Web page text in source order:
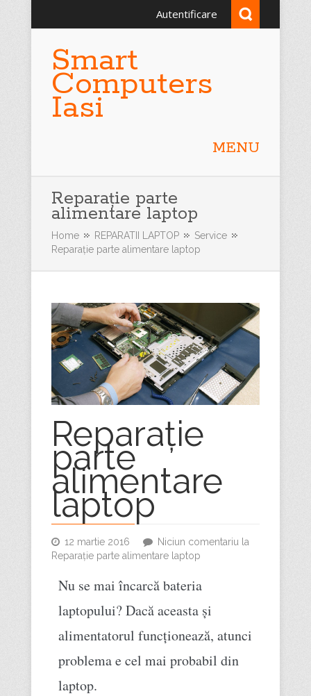
Autentificare
Smart
Computers
Iasi
MENU
Reparație parte
alimentare laptop
Home REPARATII LAPTOP
Service
Reparație parte alimentare laptop
Reparație
parte
alimentare
laptop
12 martie 2016 Niciun comentariula
Reparație parte alimentare laptop
Nu se mai încarcă bateria
laptopului? Dacă aceasta și
alimentatorul funcționează, atunci
problema e cel mai probabil din
laptop.